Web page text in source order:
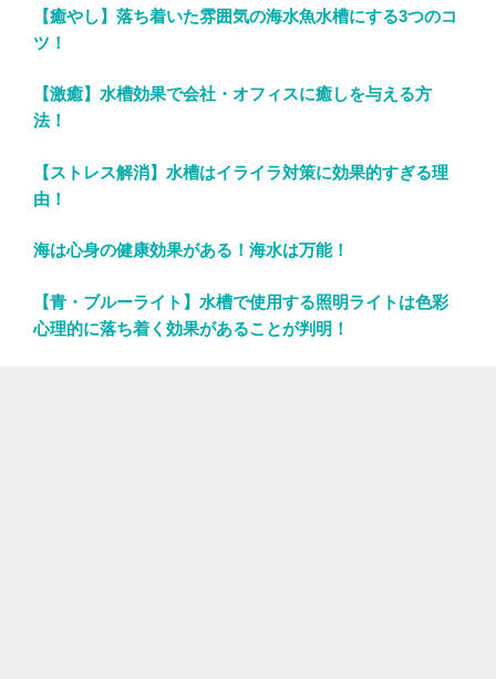
【癒やし】落ち着いた雰囲気の海水魚水槽にする3つのコ
ツ！
【激癒】水槽効果で会社・オフィスに癒しを与える方
法！
【ストレス解消】水槽はイライラ対策に効果的すぎる理
由！
海は心身の健康効果がある！海水は万能！
【青・ブルーライト】水槽で使用する照明ライトは色彩
心理的に落ち着く効果があることが判明！